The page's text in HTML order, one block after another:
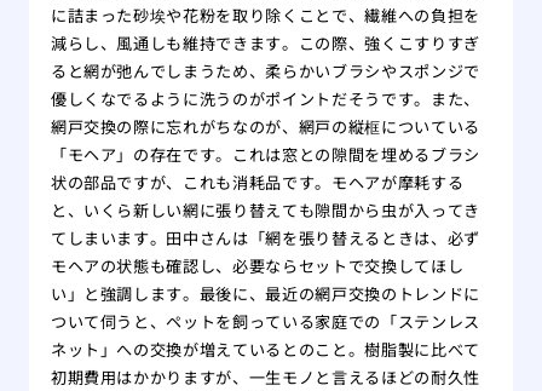
に詰まった砂埃や花粉を取り除くことで、繊維への負担を
減らし、風通しも維持できます。この際、強くこすりすぎ
ると網が弛んでしまうため、柔らかいブラシやスポンジで
優しくなでるように洗うのがポイントだそうです。また、
網戸交換の際に忘れがちなのが、網戸の縦框についている
「モヘア」の存在です。これは窓との隙間を埋めるブラシ
状の部品ですが、これも消耗品です。モヘアが摩耗する
と、いくら新しい網に張り替えても隙間から虫が入ってき
てしまいます。田中さんは「網を張り替えるときは、必ず
モヘアの状態も確認し、必要ならセットで交換してほし
い」と強調します。最後に、最近の網戸交換のトレンドに
ついて伺うと、ペットを飼っている家庭での「ステンレス
ネット」への交換が増えているとのこと。樹脂製に比べて
初期費用はかかりますが、一生モノと言えるほどの耐久性